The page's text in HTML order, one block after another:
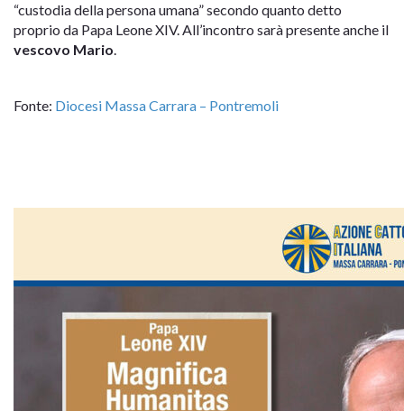
“custodia della persona umana” secondo quanto detto
proprio da Papa Leone XIV. All’incontro sarà presente anche il
vescovo Mario.
Fonte: Diocesi Massa Carrara – Pontremoli